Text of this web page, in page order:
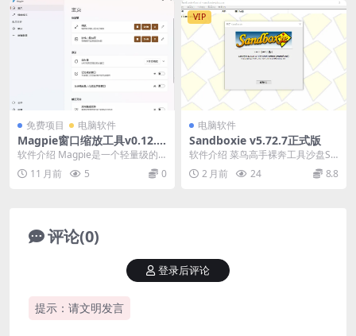
免费项目 电脑软件
Magpie窗口缩放工具v0.12.1
绿色版
软件介绍 Magpie是一个轻量级的
窗口缩放工具，内置了多种高效的
缩放算法和滤镜...
11 月前 5 0
VIP
电脑软件
Sandboxie v5.72.7正式版
软件介绍 菜鸟高手裸奔工具沙盘Sa
ndboxie是一款国外著名的系统安全
工具，它...
2 月前 24 8.8
评论(0)
提示：请文明发言
登录后评论